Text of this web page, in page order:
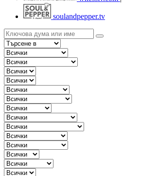
soulandpepper.tv